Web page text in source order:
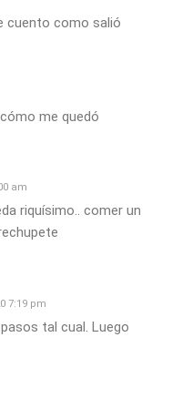
cuento como salió
me quedó
am
riquísimo.. comer un
7:19 pm
tal cual. Luego